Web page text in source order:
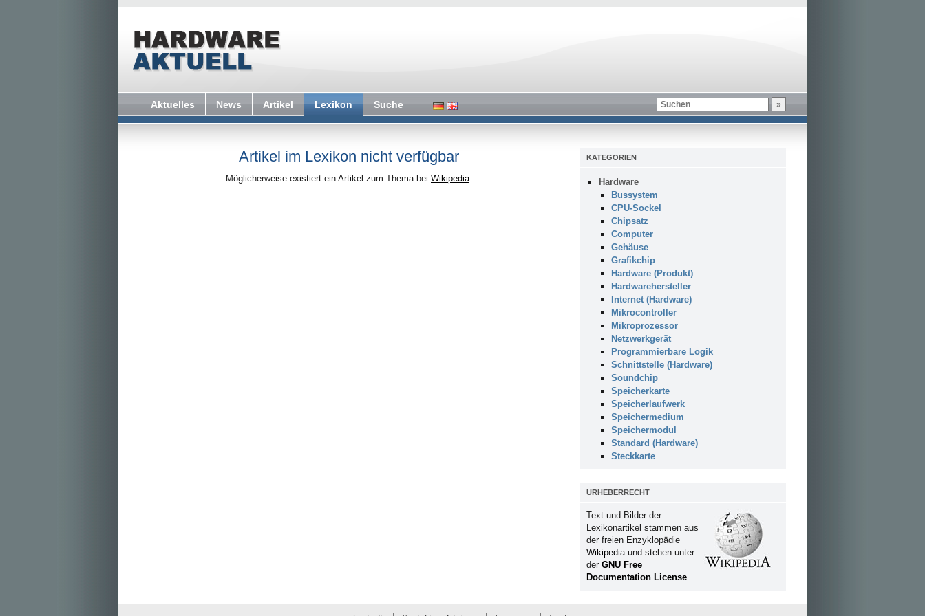
Aktuelles News Artikel Lexikon Suche
Artikel im Lexikon nicht verfügbar
Möglicherweise existiert ein Artikel zum Thema bei Wikipedia.
KATEGORIEN
Hardware
Bussystem
CPU-Sockel
Chipsatz
Computer
Gehäuse
Grafikchip
Hardware (Produkt)
Hardwarehersteller
Internet (Hardware)
Mikrocontroller
Mikroprozessor
Netzwerkgerät
Programmierbare Logik
Schnittstelle (Hardware)
Soundchip
Speicherkarte
Speicherlaufwerk
Speichermedium
Speichermodul
Standard (Hardware)
Steckkarte
URHEBERRECHT
Text und Bilder der
Lexikonartikel stammen aus
der freien Enzyklopädie
Wikipediaund stehen unter
der GNU Free
Documentation License.